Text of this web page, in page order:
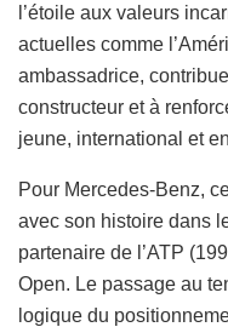
l’étoile aux valeurs
actuelles comme
ambassadrice,
constructeur et à
jeune, international et
Pour Mercedes-Benz,
avec son histoire dans
partenaire de l’ATP
Open. Le passage au
logique du